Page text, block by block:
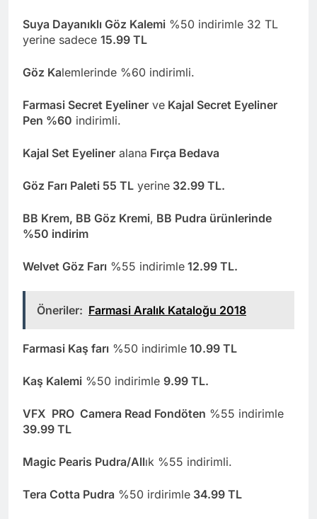
Suya Dayanıklı Göz Kalemi %50 indirimle 32 TL
yerine sadece 15.99 TL
Göz Kalemlerinde %60 indirimli.
Farmasi Secret Eyeliner ve Kajal Secret Eyeliner
Pen %60 indirimli.
Kajal Set Eyeliner alana Fırça Bedava
Göz Farı Paleti 55 TL yerine 32.99 TL.
BB Krem, BB Göz Kremi, BB Pudra ürünlerinde
%50 indirim
Welvet Göz Farı %55 indirimle 12.99 TL.
Öneriler: Farmasi Aralık Kataloğu 2018
Farmasi Kaş farı %50 indirimle 10.99 TL
Kaş Kalemi %50 indirimle 9.99 TL.
VFX PRO Camera Read Fondöten %55 indirimle
39.99 TL
Magic Pearis Pudra/Allık %55 indirimli.
Tera Cotta Pudra %50 irdirimle 34.99 TL